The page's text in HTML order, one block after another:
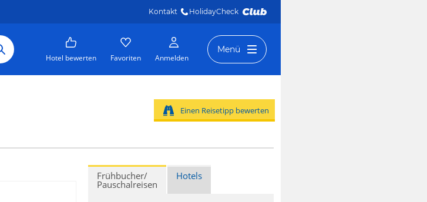
Kontakt HolidayCheck
Hotel bewerten Favoriten Anmelden
Menü
Einen Reisetipp bewerten
Frühbucher/
Pauschalreisen
Hotels